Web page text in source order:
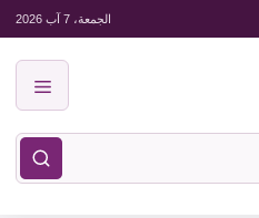
الجمعة، 7 آب 2026